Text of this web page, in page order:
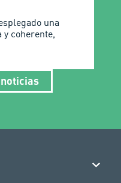
una
y coherente,